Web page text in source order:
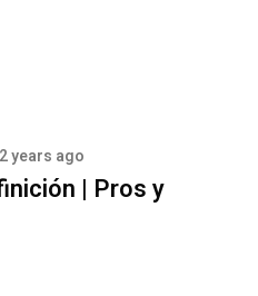
2 years ago
| Pros y